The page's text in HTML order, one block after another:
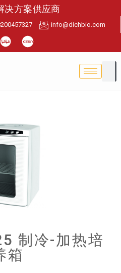
决方案供应商
info@dichbio.com
制冷-加热培
箱